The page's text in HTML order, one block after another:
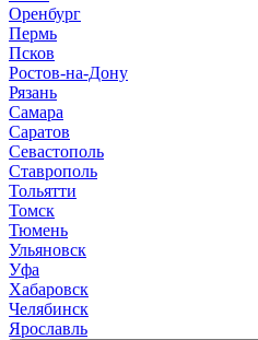
Оренбург
Пермь
Псков
Ростов-на-Дону
Рязань
Самара
Саратов
Севастополь
Ставрополь
Тольятти
Томск
Тюмень
Ульяновск
Уфа
Хабаровск
Челябинск
Ярославль